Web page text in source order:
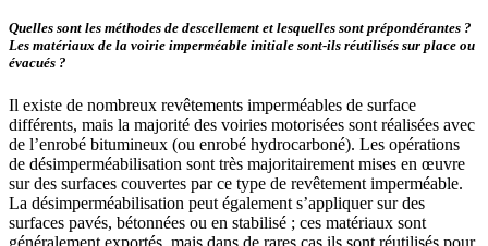
Quelles sont les méthodes de descellement et lesquelles sont prépondérantes ?
Les matériaux de la voirie imperméable initiale sont-ils réutilisés sur place ou
évacués ?
Il existe de nombreux revêtements imperméables de surface
différents, mais la majorité des voiries motorisées sont réalisées avec
de l’enrobé bitumineux (ou enrobé hydrocarboné). Les opérations
de désimperméabilisation sont très majoritairement mises en œuvre
sur des surfaces couvertes par ce type de revêtement imperméable.
La désimperméabilisation peut également s’appliquer sur des
surfaces pavés, bétonnées ou en stabilisé ; ces matériaux sont
généralement exportés, mais dans de rares cas ils sont réutilisés pour